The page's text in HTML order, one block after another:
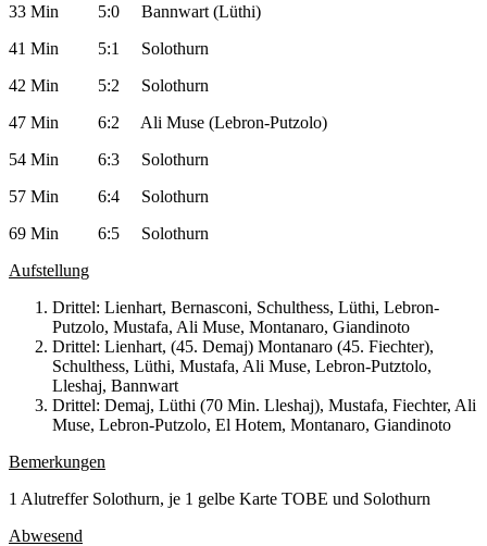
33 Min 5:0 Bannwart (Lüthi)
41 Min 5:1 Solothurn
42 Min 5:2 Solothurn
47 Min 6:2 Ali Muse (Lebron-Putzolo)
54 Min 6:3 Solothurn
57 Min 6:4 Solothurn
69 Min 6:5 Solothurn
Aufstellung
Drittel: Lienhart, Bernasconi, Schulthess, Lüthi, Lebron-
Putzolo, Mustafa, Ali Muse, Montanaro, Giandinoto
Drittel: Lienhart, (45. Demaj) Montanaro (45. Fiechter),
Schulthess, Lüthi, Mustafa, Ali Muse, Lebron-Putztolo,
Lleshaj, Bannwart
Drittel: Demaj, Lüthi (70 Min. Lleshaj), Mustafa, Fiechter, Ali
Muse, Lebron-Putzolo, El Hotem, Montanaro, Giandinoto
Bemerkungen
1 Alutreffer Solothurn, je 1 gelbe Karte TOBE und Solothurn
Abwesend